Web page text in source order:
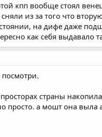
кпп вообще стоял
из за того что
на дифе даже
как себя выдавало
посмотри.
страны
просто. а мошт она